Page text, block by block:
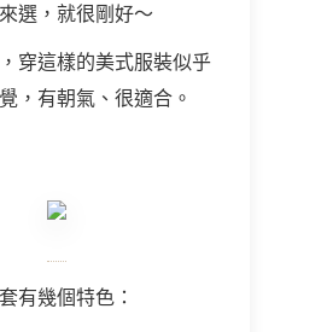
選，就很剛好～
穿這樣的美式服裝似乎
，有朝氣、很適合。
有幾個特色：